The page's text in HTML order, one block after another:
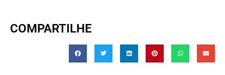
COMPARTILHE